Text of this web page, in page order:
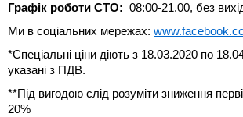
Графік роботи СТО: 08:00-21.00, без
Ми в соціальних мережах:
*Спеціальні ціни діють з 18.03.2020 по
указані з ПДВ.
**Під вигодою слід розуміти зниження
20%